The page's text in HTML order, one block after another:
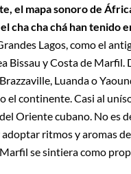
el mapa sonoro de
cha cha chá han tenido
Lagos, como el
Bissau y Costa de Marfil.
Luanda o
continente. Casi al
Oriente cubano. No es
ritmos y aromas
se sintiera como